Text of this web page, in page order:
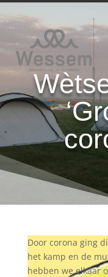
Door corona ging
het kamp en de
hebben we elkaar